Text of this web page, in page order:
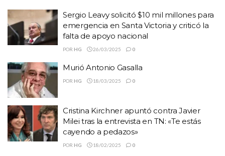
Sergio Leavy solicitó $10 mil millones para
emergencia en Santa Victoria y criticó la
falta de apoyo nacional
POR HG 26/03/2025 0
Murió Antonio Gasalla
POR HG 18/03/2025 0
Cristina Kirchner apuntó contra Javier
Milei tras la entrevista en TN: «Te estás
cayendo a pedazos»
POR HG 18/02/2025 0